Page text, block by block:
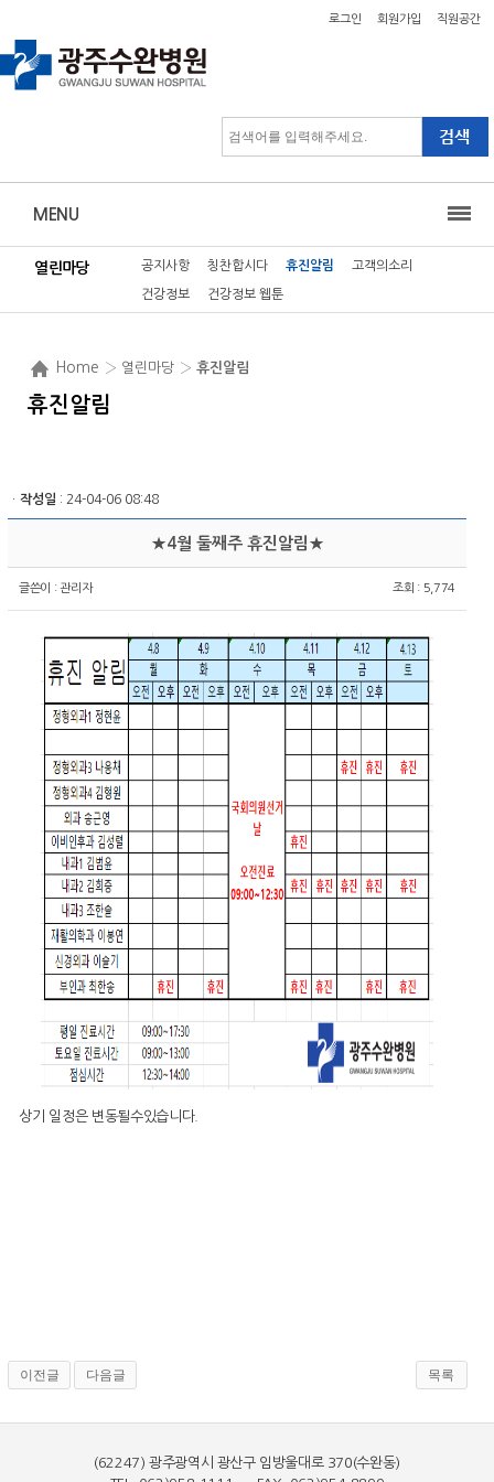
로그인 회원가입 직원공간
MENU
열린마당 공지사항 칭찬합시다 휴진알림 고객의소리
건강정보 건강정보 웹툰
Home › 열린마당 › 휴진알림
휴진알림
ㆍ 작성일 : 24-04-06 08:48
★4월 둘째주 휴진알림★
글쓴이 :관리자 조회 : 5,774
상기 일정은 변동될수있습니다.
이전글 다음글 목록
(62247) 광주광역시 광산구 임방울대로 370(수완동)